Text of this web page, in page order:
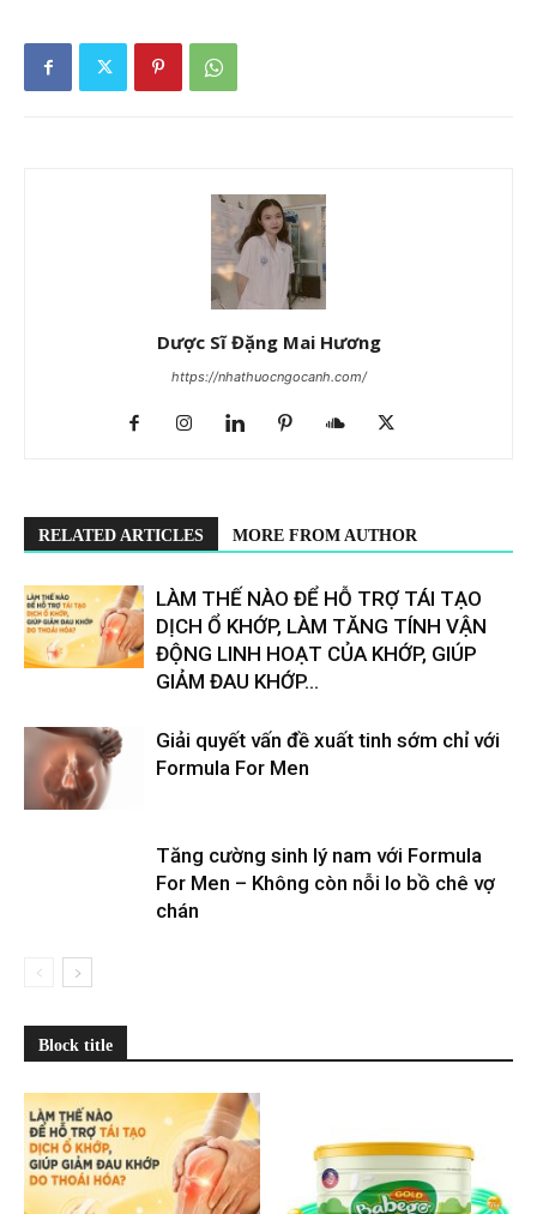
Dược Sĩ Đặng Mai Hương
https://nhathuocngocanh.com/
RELATED ARTICLES MORE FROM AUTHOR
LÀM THẾ NÀO ĐỂ HỖ TRỢ TÁI TẠO
DỊCH Ổ KHỚP, LÀM TĂNG TÍNH VẬN
ĐỘNG LINH HOẠT CỦA KHỚP, GIÚP
GIẢM ĐAU KHỚP...
Giải quyết vấn đề xuất tinh sớm chỉ với
Formula For Men
Tăng cường sinh lý nam với Formula
For Men – Không còn nỗi lo bồ chê vợ
chán
Block title